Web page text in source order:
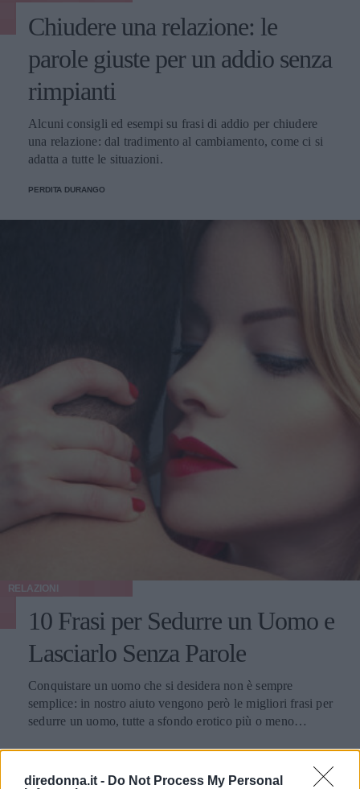
diredonna.it - Do Not Process My Personal
Chiudere una relazione: le
parole giuste per un addio senza
rimpianti
Alcuni consigli ed esempi su frasi di addio per chiudere
una relazione: dal tradimento al cambiamento, come ci si
adatta a tutte le situazioni.
PERDITA DURANGO
RELAZIONI
10 Frasi per Sedurre un Uomo e
Lasciarlo Senza Parole
Conquistare un uomo che si desidera non è sempre
semplice: in nostro aiuto vengono però le migliori frasi per
sedurre un uomo, tutte a sfondo erotico più o meno
PERDITA DURANGO